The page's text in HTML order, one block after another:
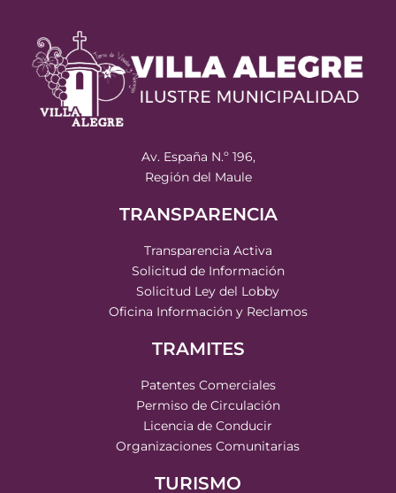
Av. España N.º 196,
Región del Maule
TRANSPARENCIA
Transparencia Activa
Solicitud de Información
Solicitud Ley del Lobby
Oficina Información y Reclamos
TRAMITES
Patentes Comerciales
Permiso de Circulación
Licencia de Conducir
Organizaciones Comunitarias
TURISMO